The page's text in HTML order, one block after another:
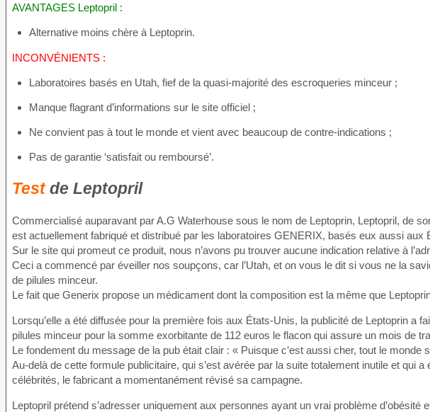
AVANTAGES Leptopril :
Alternative moins chère à Leptoprin.
INCONVÉNIENTS :
Laboratoires basés en Utah, fief de la quasi-majorité des escroqueries minceur ;
Manque flagrant d’informations sur le site officiel ;
Ne convient pas à tout le monde et vient avec beaucoup de contre-indications ;
Pas de garantie ‘satisfait ou remboursé’.
Testde Leptopril
Commercialisé auparavant par A.G Waterhouse sous le nom de Leptoprin, Leptopril, de
est actuellement fabriqué et distribué par les laboratoires GENERIX, basés eux aussi aux
Sur le site qui promeut ce produit, nous n’avons pu trouver aucune indication relative à
Ceci a commencé par éveiller nos soupçons, car l’Utah, et on vous le dit si vous ne la
de pilules minceur.
Le fait que Generix propose un médicament dont la composition est la même que
Lorsqu’elle a été diffusée pour la première fois aux États-Unis, la publicité de Leptoprin a
pilules minceur pour la somme exorbitante de 112 euros le flacon qui assure un mois de
Le fondement du message de la pub était clair : « Puisque c’est aussi cher, tout le monde
Au-delà de cette formule publicitaire, qui s’est avérée par la suite totalement inutile et qui
célébrités, le fabricant a momentanément révisé sa campagne.
Leptopril prétend s’adresser uniquement aux personnes ayant un vrai problème